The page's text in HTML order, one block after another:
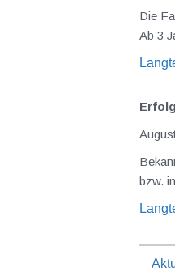
Die Familienbeihilfe pro Kind und Monat erhöht
Bekanntlich wurde mit dem